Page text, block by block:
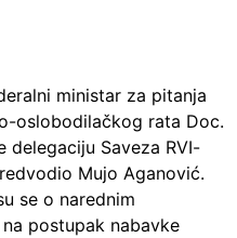
ministar za pitanja
oslobodilačkog rata Doc.
delegaciju Saveza RVI-
Mujo Aganović.
se o narednim
postupak nabavke